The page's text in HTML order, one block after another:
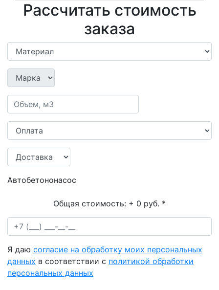
Рассчитать стоимость
заказа
Автобетононасос
Общая стоимость: + 0 руб. *
Я даю согласие на обработку моих персональных
данных в соответствии с политикой обработки
персональных данных